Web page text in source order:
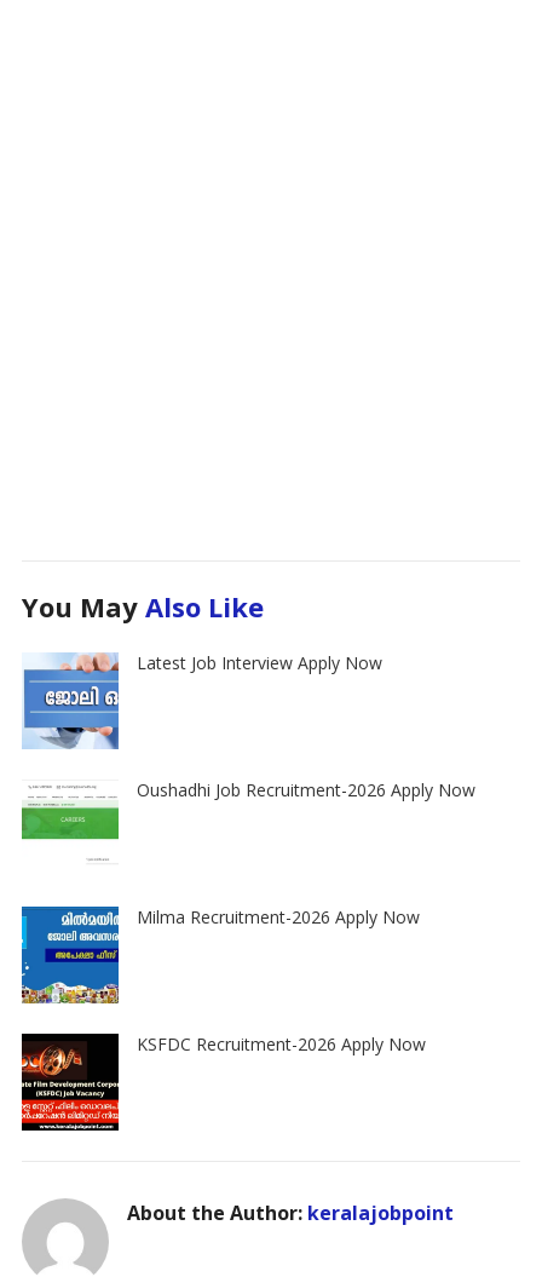
You May Also Like
Latest Job Interview Apply Now
Oushadhi Job Recruitment-2026 Apply Now
Milma Recruitment-2026 Apply Now
KSFDC Recruitment-2026 Apply Now
About the Author: keralajobpoint